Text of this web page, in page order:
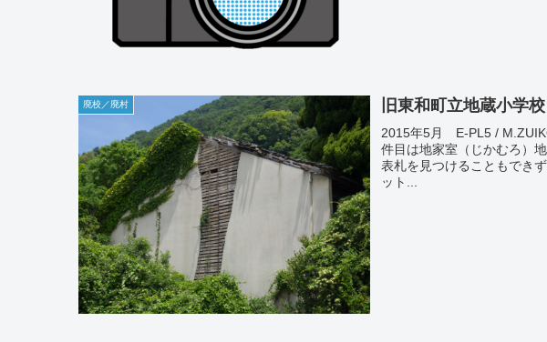
廃校／廃村 旧東和町立地蔵小学校
2015年5月 E-PL5 /
件目は地家室（じかむろ）
表札を見つけることもでき
ット...